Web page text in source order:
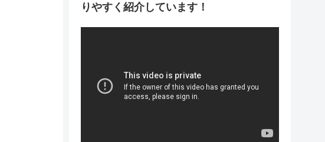
りやすく紹介しています！